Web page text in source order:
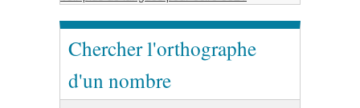
Chercher l'orthographe
d'un nombre